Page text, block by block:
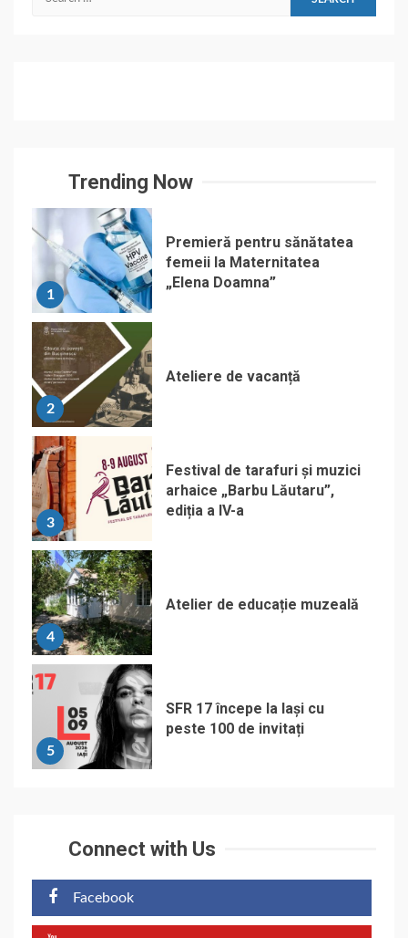
Trending Now
1
Premieră pentru sănătatea
femeii la Maternitatea
„Elena Doamna”
2
Ateliere de vacanță
3
Festival de tarafuri și muzici
arhaice „Barbu Lăutaru”,
ediția a IV-a
4
Atelier de educație muzeală
5
SFR 17 începe la Iași cu
peste 100 de invitați
Connect with Us
Facebook